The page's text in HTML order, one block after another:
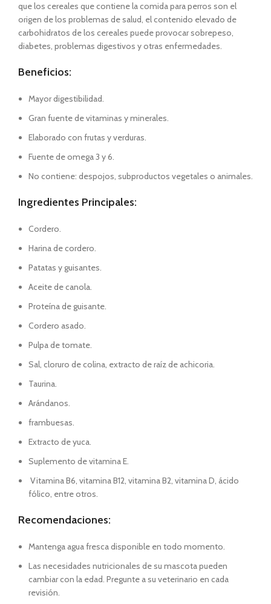
que los cereales que contiene la comida para perros son el
origen de los problemas de salud, el contenido elevado de
carbohidratos de los cereales puede provocar sobrepeso,
diabetes, problemas digestivos y otras enfermedades.
Beneficios:
Mayor digestibilidad.
Gran fuente de vitaminas y minerales.
Elaborado con frutas y verduras.
Fuente de omega 3 y 6.
No contiene: despojos, subproductos vegetales o animales.
Ingredientes Principales:
Cordero.
Harina de cordero.
Patatas y guisantes.
Aceite de canola.
Proteína de guisante.
Cordero asado.
Pulpa de tomate.
Sal, cloruro de colina, extracto de raíz de achicoria.
Taurina.
Arándanos.
frambuesas.
Extracto de yuca.
Suplemento de vitamina E.
Vitamina B6, vitamina B12, vitamina B2, vitamina D, ácido
fólico, entre otros.
Recomendaciones:
Mantenga agua fresca disponible en todo momento.
Las necesidades nutricionales de su mascota pueden
cambiar con la edad. Pregunte a su veterinario en cada
revisión.